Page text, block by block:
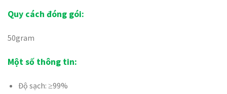
Quy cách đóng gói:
50gram
Một số thông tin:
Độ sạch: ≥99%